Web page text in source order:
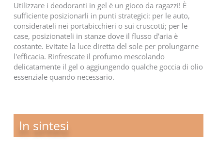
Utilizzare i deodoranti in gel è un gioco da ragazzi! È
sufficiente posizionarli in punti strategici: per le auto,
considerateli nei portabicchieri o sui cruscotti; per le
case, posizionateli in stanze dove il flusso d'aria è
costante. Evitate la luce diretta del sole per prolungarne
l'efficacia. Rinfrescate il profumo mescolando
delicatamente il gel o aggiungendo qualche goccia di olio
essenziale quando necessario.
In sintesi